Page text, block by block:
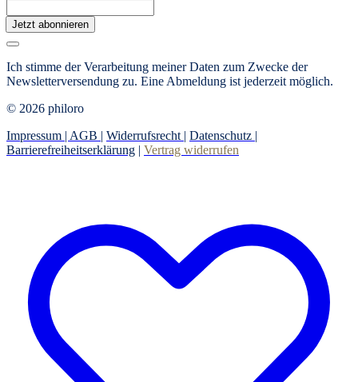
Jetzt abonnieren
Ich stimme der Verarbeitung meiner Daten zum Zwecke der
Newsletterversendung zu. Eine Abmeldung ist jederzeit möglich.
© 2026 philoro
Impressum | AGB | Widerrufsrecht | Datenschutz |
Barrierefreiheitserklärung | Vertrag widerrufen